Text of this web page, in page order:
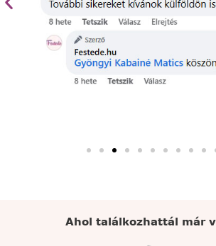
Ahol találkozhattál már